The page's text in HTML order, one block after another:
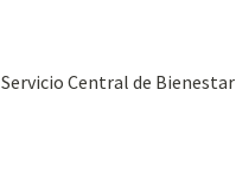
Servicio Central de Bienestar